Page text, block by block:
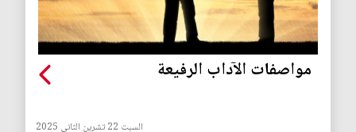
مواصفات الآداب الرفيعة
السبت 22 تشرين الثاني 2025